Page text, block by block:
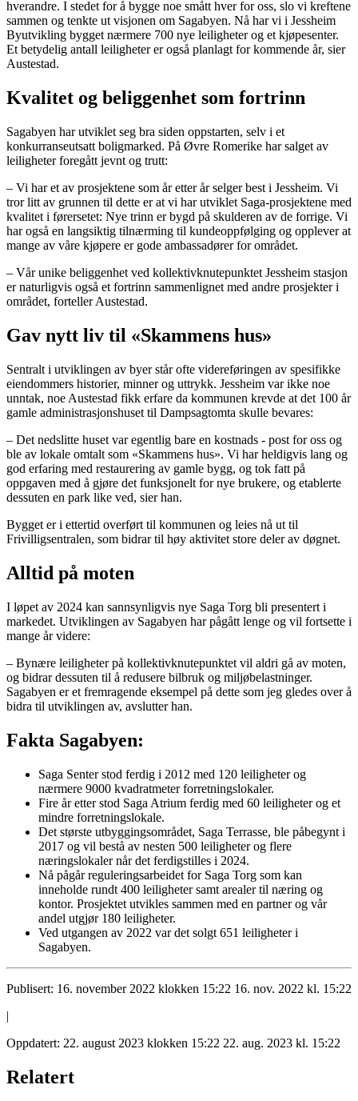
hverandre. I stedet for å bygge noe smått hver for oss, slo vi kreftene
sammen og tenkte ut visjonen om Sagabyen. Nå har vi i Jessheim
Byutvikling bygget nærmere 700 nye leiligheter og et kjøpesenter.
Et betydelig antall leiligheter er også planlagt for kommende år, sier
Austestad.
Kvalitet og beliggenhet som fortrinn
Sagabyen har utviklet seg bra siden oppstarten, selv i et
konkurranseutsatt boligmarked. På Øvre Romerike har salget av
leiligheter foregått jevnt og trutt:
– Vi har et av prosjektene som år etter år selger best i Jessheim. Vi
tror litt av grunnen til dette er at vi har utviklet Saga-prosjektene med
kvalitet i førersetet: Nye trinn er bygd på skulderen av de forrige. Vi
har også en langsiktig tilnærming til kundeoppfølging og opplever at
mange av våre kjøpere er gode ambassadører for området.
– Vår unike beliggenhet ved kollektivknutepunktet Jessheim stasjon
er naturligvis også et fortrinn sammenlignet med andre prosjekter i
området, forteller Austestad.
Gav nytt liv til «Skammens hus»
Sentralt i utviklingen av byer står ofte videreføringen av spesifikke
eiendommers historier, minner og uttrykk. Jessheim var ikke noe
unntak, noe Austestad fikk erfare da kommunen krevde at det 100 år
gamle administrasjonshuset til Dampsagtomta skulle bevares:
– Det nedslitte huset var egentlig bare en kostnads - post for oss og
ble av lokale omtalt som «Skammens hus». Vi har heldigvis lang og
god erfaring med restaurering av gamle bygg, og tok fatt på
oppgaven med å gjøre det funksjonelt for nye brukere, og etablerte
dessuten en park like ved, sier han.
Bygget er i ettertid overført til kommunen og leies nå ut til
Frivilligsentralen, som bidrar til høy aktivitet store deler av døgnet.
Alltid på moten
I løpet av 2024 kan sannsynligvis nye Saga Torg bli presentert i
markedet. Utviklingen av Sagabyen har pågått lenge og vil fortsette i
mange år videre:
– Bynære leiligheter på kollektivknutepunktet vil aldri gå av moten,
og bidrar dessuten til å redusere bilbruk og miljøbelastninger.
Sagabyen er et fremragende eksempel på dette som jeg gledes over å
bidra til utviklingen av, avslutter han.
Fakta Sagabyen:
Saga Senter stod ferdig i 2012 med 120 leiligheter og
nærmere 9000 kvadratmeter forretningslokaler.
Fire år etter stod Saga Atrium ferdig med 60 leiligheter og et
mindre forretningslokale.
Det største utbyggingsområdet, Saga Terrasse, ble påbegynt i
2017 og vil bestå av nesten 500 leiligheter og flere
næringslokaler når det ferdigstilles i 2024.
Nå pågår reguleringsarbeidet for Saga Torg som kan
inneholde rundt 400 leiligheter samt arealer til næring og
kontor. Prosjektet utvikles sammen med en partner og vår
andel utgjør 180 leiligheter.
Ved utgangen av 2022 var det solgt 651 leiligheter i
Sagabyen.
Publisert: 16. november 2022 klokken 15:22 16. nov. 2022 kl. 15:22
|
Oppdatert: 22. august 2023 klokken 15:22 22. aug. 2023 kl. 15:22
Relatert